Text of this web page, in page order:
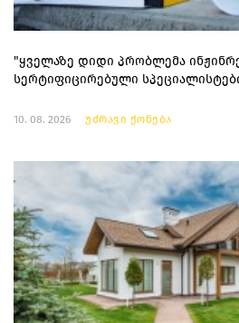
"ყველაზე დიდი პრობლემა
სერტიფიცირებული
10. 08. 2026 უძრავი ქონება